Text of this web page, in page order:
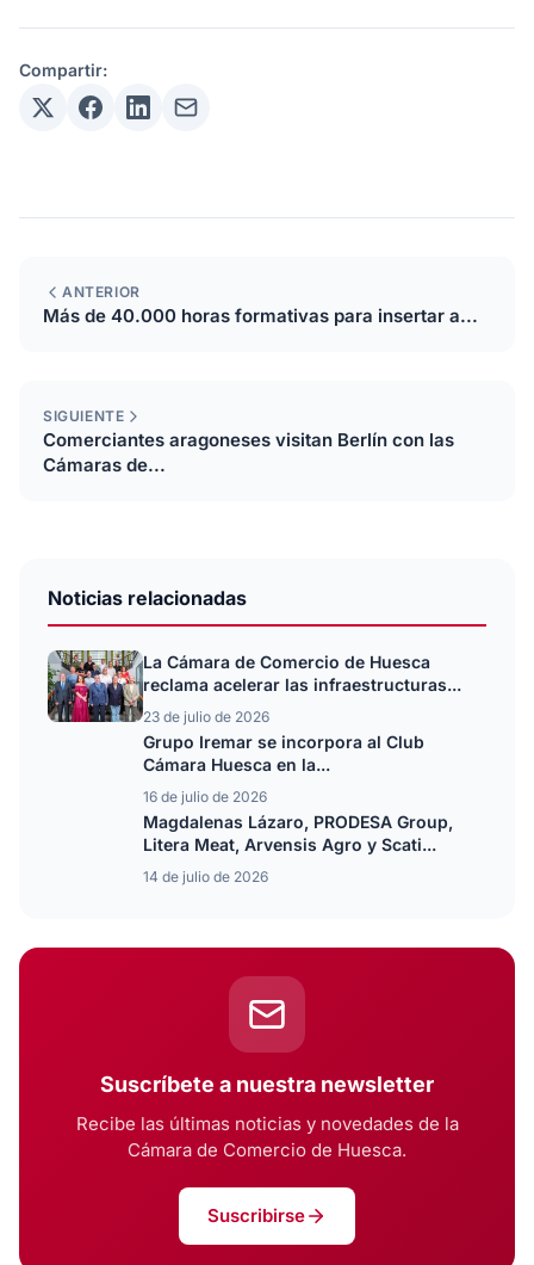
Compartir:
ANTERIOR
Más de 40.000 horas formativas para insertar a...
SIGUIENTE
Comerciantes aragoneses visitan Berlín con las
Cámaras de...
Noticias relacionadas
La Cámara de Comercio de Huesca
reclama acelerar las infraestructuras...
23 de julio de 2026
Grupo Iremar se incorpora al Club
Cámara Huesca en la...
16 de julio de 2026
Magdalenas Lázaro, PRODESA Group,
Litera Meat, Arvensis Agro y Scati...
14 de julio de 2026
Suscríbete a nuestra newsletter
Recibe las últimas noticias y novedades de la
Cámara de Comercio de Huesca.
Suscribirse